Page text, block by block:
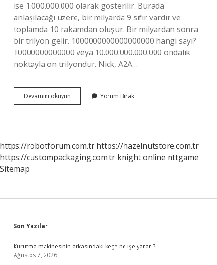
ise 1.000.000.000 olarak gösterilir. Burada
anlaşılacağı üzere, bir milyarda 9 sıfır vardır ve
toplamda 10 rakamdan oluşur. Bir milyardan sonra
bir trilyon gelir. 1000000000000000000 hangi sayı?
10000000000000 veya 10.000.000.000.000 ondalık
noktayla on trilyondur. Nick, A2A…
Devamını okuyun
Trilyonun
Yorum Bırak
https://robotforum.com.tr https://hazelnutstore.com.tr
https://custompackaging.com.tr knight online nttgame
Sitemap
Sidebar
Son Yazılar
Kurutma makinesinin arkasındaki keçe ne işe yarar ?
Ağustos 7, 2026